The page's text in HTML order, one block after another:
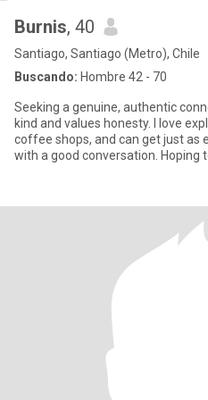
Burnis, 40
Santiago, Santiago (Metro), Chile
Buscando: Hombre 42 - 70
Seeking a genuine, authentic
kind and values honesty. I love
coffee shops, and can get just as
with a good conversation. Hoping